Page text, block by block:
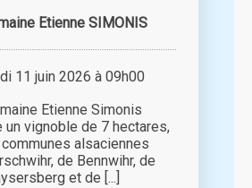
Etienne SIMONIS
11 juin 2026 à 09h00
Etienne Simonis
un vignoble de 7 hectares,
alsaciennes
de Bennwihr, de
et de [...]